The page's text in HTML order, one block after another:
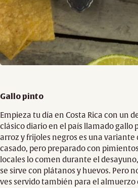
Gallo pinto
Empieza tu día en Costa Rica con un
clásico diario en el país llamado gallo
arroz y frijoles negros es una
casado, pero preparado con
locales lo comen durante el
se sirve con plátanos y huevos. Pero
ves servido también para el almuerzo